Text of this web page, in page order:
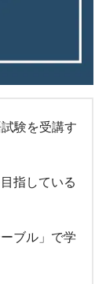
験を受講す
指している
ブル」で学